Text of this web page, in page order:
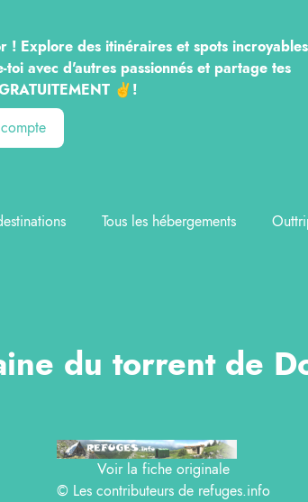
Explore des itinéraires et spots
avec d'autres passionnés et partage tes
✌️!
Tous les hébergements
du torrent de
Voir la fiche originale
© Les contributeurs de refuges.info